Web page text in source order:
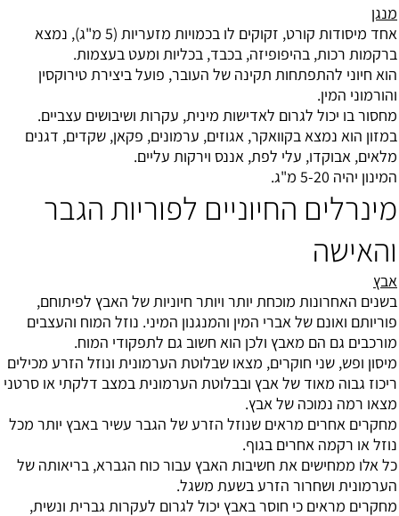
מנגן
אחד מיסודות קורט, זקוקים לו בכמויות מזעריות (5 מ"ג), נמצא
ברקמות רכות, בהיפופיזה, בכבד, בכליות ומעט בעצמות.
הוא חיוני להתפתחות תקינה של העובר, פועל ביצירת טירוקסין
והורמוני המין.
מחסור בו יכול לגרום לאדישות מינית, עקרות ושיבושים עצביים.
במזון הוא נמצא בקוואקר, אגוזים, ערמונים, פקאן, שקדים, דגנים
מלאים, אבוקדו, עלי לפת, אננס וירקות עליים.
המינון יהיה 5-20 מ"ג.
מינרלים החיוניים לפוריות הגבר
והאישה
אבץ
בשנים האחרונות מוכחת יותר ויותר חיוניות של האבץ לפיתוחם,
פוריותם ואונם של אברי המין והמנגנון המיני. נוזל המוח והעצבים
מורכבים גם הם מאבץ ולכן הוא חשוב גם לתפקודי המוח.
מיסון ופש, שני חוקרים, מצאו שבלוטת הערמונית ונוזל הזרע מכילים
ריכוז גבוה מאוד של אבץ ובבלוטת הערמונית במצב דלקתי או סרטני
מצאו רמה נמוכה של אבץ.
מחקרים אחרים מראים שנוזל הזרע של הגבר עשיר באבץ יותר מכל
נוזל או רקמה אחרים בגוף.
כל אלו ממחישים את חשיבות האבץ עבור כוח הגברא, בריאותה של
הערמונית ושחרור הזרע בשעת משגל.
מחקרים מראים כי חוסר באבץ יכול לגרום לעקרות גברית ונשית,